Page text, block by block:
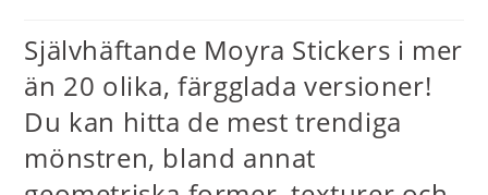
Självhäftande Moyra Stickers i mer
än 20 olika, färgglada versioner!
Du kan hitta de mest trendiga
mönstren, bland annat